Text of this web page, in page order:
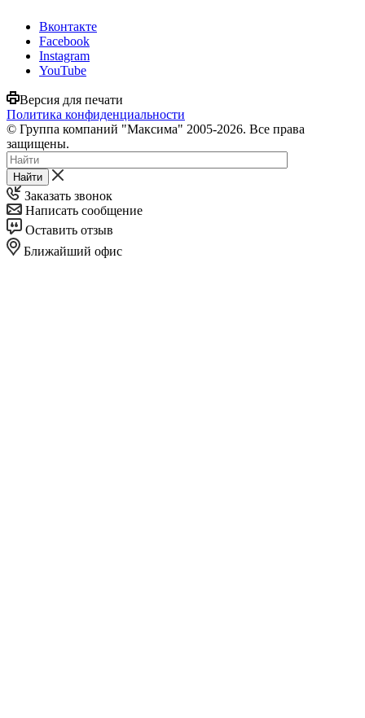
Вконтакте
Facebook
Instagram
YouTube
Версия для печати
Политика конфиденциальности
© Группа компаний "Максима" 2005-2026. Все права
защищены.
Найти
Заказать звонок
Написать сообщение
Оставить отзыв
Ближайший офис